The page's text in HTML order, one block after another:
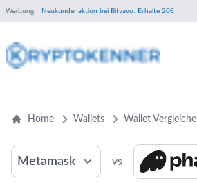
Werbung Neukundenaktion bei Bitvavo: Erhalte 20€
Home Wallets Wallet Vergleiche
Metamask vs